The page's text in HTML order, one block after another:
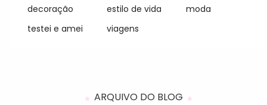
decoração
estilo de vida
moda
testei e amei
viagens
ARQUIVO DO BLOG